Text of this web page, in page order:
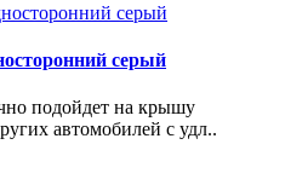
серый
подойдет на крышу
автомобилей с удл..